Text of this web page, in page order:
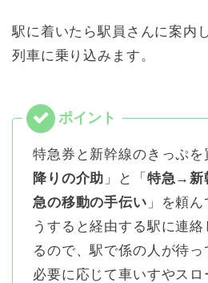
駅に着いたら駅員さんに案内
列車に乗り込みます。
特急券と新幹線のきっぷ
降りの介助 」と「 特急→新
急の移動の手伝い 」を頼
うすると経由する駅に連絡
るので、駅で係の人が待っ
必要に応じて車いすやス